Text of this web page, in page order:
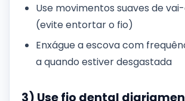
Use movimentos suaves de
(evite entortar o fio)
Enxágue a escova com
a quando estiver desgastada
3) Use fio dental